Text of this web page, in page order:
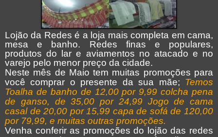
Lojão da Redes é a loja mais completa em cama,
mesa e banho. Redes finas e populares,
produtos do lar e aviamentos no atacado e no
varejo pelo menor preço da cidade.
Neste mês de Maio tem muitas promoções para
você comprar o presente da sua mãe; Temos
Toalha de banho de 12,00 por 9,99 colcha pena
de ganso, de 35,00 por 24,99 Jogo de cama
casal de 20,00 por 15,99 capa de sofá de 120,00
por 79,99, e muitas outras promoções.
Venha conferir as promoções do lojão das redes